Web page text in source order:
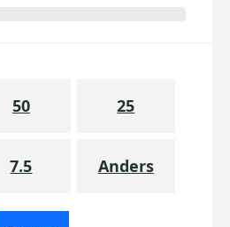
50 25
7.5 Anders